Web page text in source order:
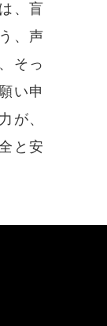
、盲
、声
そっ
い申
が、
と安